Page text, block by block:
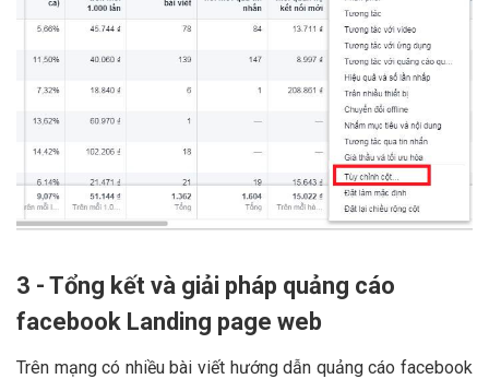
3 - Tổng kết và giải pháp quảng cáo
facebook Landing page web
Trên mạng có nhiều bài viết hướng dẫn quảng cáo facebook